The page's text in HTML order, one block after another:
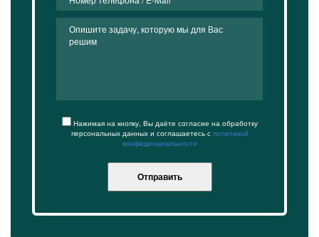
Нажимая на кнопку, Вы даёте согласие на обработку
персональных данных и соглашаетесь с политикой
конфиденциальности
Отправить